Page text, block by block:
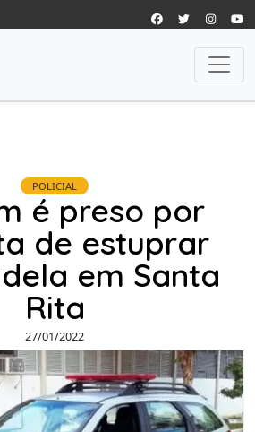
POLICIAL
é preso por
de estuprar
em Santa
Rita
27/01/2022